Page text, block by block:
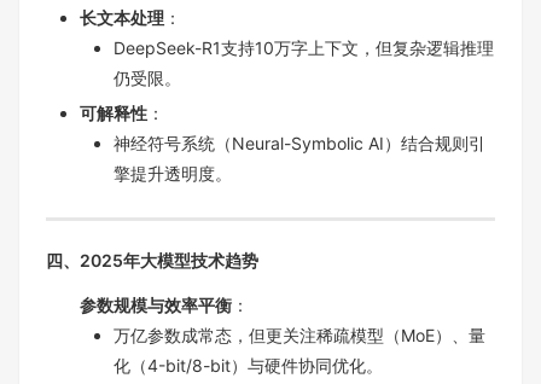
长文本处理 ：
DeepSeek-R1支持10万字上下文，但复杂逻辑推理
仍受限。
可解释性 ：
神经符号系统（Neural-Symbolic AI）结合规则引
擎提升透明度。
四、2025年大模型技术趋势
参数规模与效率平衡 ：
万亿参数成常态，但更关注稀疏模型（MoE）、量
化（4-bit/8-bit）与硬件协同优化。